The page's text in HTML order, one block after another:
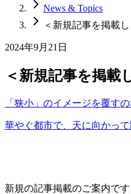
News & Topics
＜新規記事を掲載
2024年9月21日
＜新規記事を掲載
「狭小」のイメージを覆すの
華やぐ都市で、天に向かっ
新規の記事掲載のご案内です